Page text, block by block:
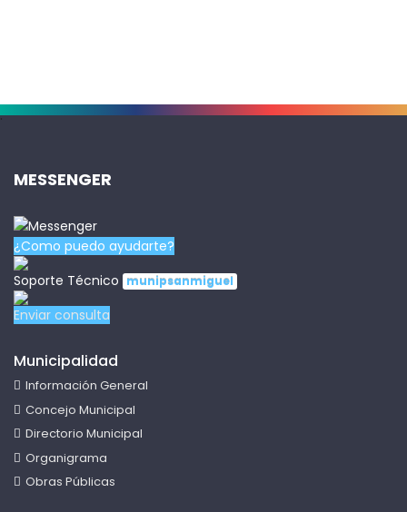
.
MESSENGER
¿Como puedo ayudarte?
Soporte Técnico
munipsanmiguel
Enviar consulta
Municipalidad
Información General
Concejo Municipal
Directorio Municipal
Organigrama
Obras Públicas